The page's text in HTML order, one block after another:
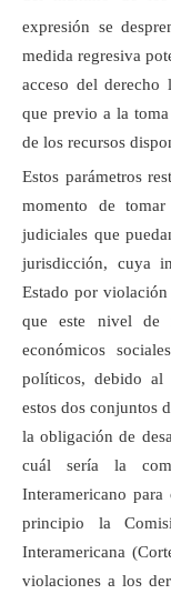
expresión se
medida regresiva
acceso del
que previo a la
de los recursos
Estos parámetros
momento de tomar
judiciales que
jurisdicción, cuya
Estado por violación
que este nivel de
económicos
políticos, debido al
estos dos conjuntos
la obligación de
cuál sería la
Interamericano
principio la
Interamericana
violaciones a los